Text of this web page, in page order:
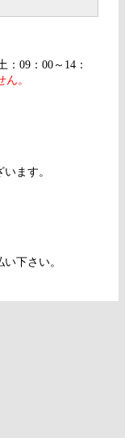
09：00～14：
。
ます。
下さい。